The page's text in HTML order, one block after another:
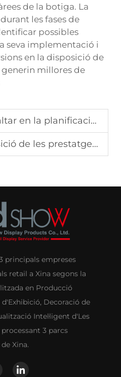
de la botiga. La
les fases de
possibles
seva implementació i
en la disposició de
millores de
vitrines comercials per a entorns de botiga amb trànsit intens?
la botiga redueix silenciosament les vendes sense senyals d’alerta clars?
principals empreses
retail a Xina segons la
en Producció
Decoració de
Intel·ligent d'Les
processant 3 parcs
Xina.